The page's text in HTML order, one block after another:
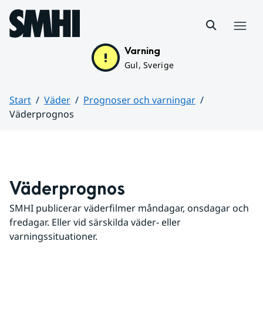
Hoppa till sidans innehåll
Varning
Gul, Sverige
Start Väder
Prognoser och varningar
Väderprognos
Väderprognos
SMHI publicerar väderfilmer måndagar, onsdagar och
fredagar. Eller vid särskilda väder- eller
varningssituationer.